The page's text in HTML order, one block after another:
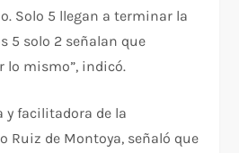
Solo 5 llegan a terminar la
5 solo 2 señalan que
lo mismo”, indicó.
y facilitadora de la
Ruiz de Montoya, señaló que